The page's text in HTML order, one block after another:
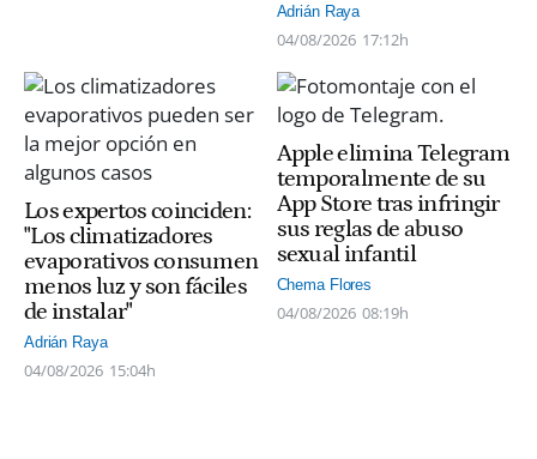
Adrián Raya
04/08/2026 17:12h
Los expertos coinciden:
"Los climatizadores
evaporativos consumen
menos luz y son fáciles
de instalar"
Adrián Raya
04/08/2026 15:04h
Apple elimina Telegram
temporalmente de su
App Store tras infringir
sus reglas de abuso
sexual infantil
Chema Flores
04/08/2026 08:19h